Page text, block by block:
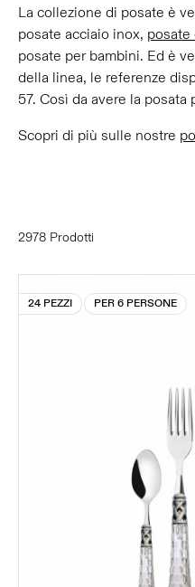
La collezione di posate è
posate acciaio inox, posate
posate per bambini. Ed è
della linea, le referenze
57. Così da avere la posata
Scopri di più sulle nostre
2978 Prodotti
24 PEZZI PER 6 PERSONE